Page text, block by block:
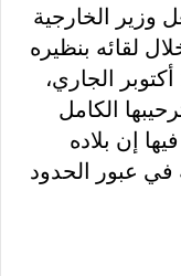
وزير الخارجية
لقائه بنظيره
التركي مولود جاوش أوغلو في 17 أكتوبر الجاري،
الكامل
إن بلاده
عبور الحدود